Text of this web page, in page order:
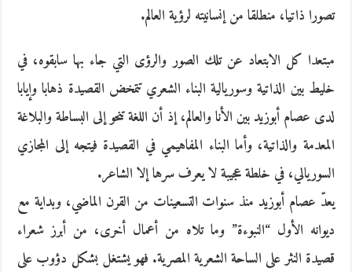
تصورا ذاتيا، منطلقا من إنسانيته لرؤية العالم.
مبتعدا كل الابتعاد عن تلك الصور والرؤى التي جاء بها سابقوه، في
خليط بين الذاتية وسوريالية البناء الشعري تتمخض القصيدة ذهابا وإيابا
لدى عصام أبوزيد بين الأنا والعالم، إذ أن اللغة تنحو إلى البساطة والبلاغة
المعدمة والذاتية، وأما البناء المفاهيمي في القصيدة فيتجه إلى المجازي
السوريالي، في خلطة عجيبة لا يعرف سرها إلا الشاعر.
يعدّ عصام أبوزيد منذ سنوات التسعينات من القرن الماضي، وبداية مع
ديوانه الأول “النبوءة” وما تلاه من أعمال أخرى، من أبرز شعراء
قصيدة النثر على الساحة الشعرية المصرية. فهو يشتغل بشكل دؤوب على